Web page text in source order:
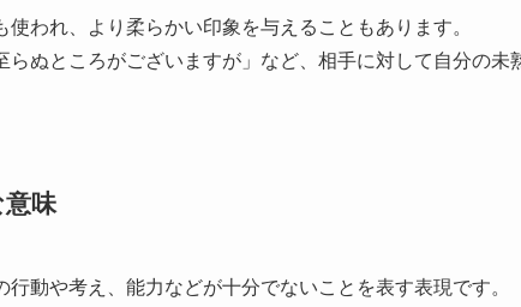
われ、より柔らかい印象を与えることもあります。
らぬところがございますが」など、相手に対して自分の未
意味
行動や考え、能力などが十分でないことを表す表現です。